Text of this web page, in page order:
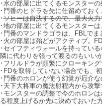
･水の部屋に出てくるモンスター
･門番のヒドラを先に仕留めてお
･ソヒーは自決するので、最大火
･地の部屋に出てくるモンスター
･門番のマンドラゴラは、FBLでま
･火の部屋は殆どがアクティブ。
･セイフティウォールを持ってい
隣に代わりを張って渡るのもいいか
･フリルドラが頻繁にクローキング
･FDを取得していない場合でも、
･門番のホロンが使う幻覚が厄介
･天下大将軍の魔法射程内から攻
･モンスターの調整で今のホロン
る程度上げるか先に決めておいた